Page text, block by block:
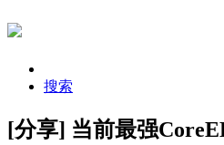
搜索
[分享] 当前最强